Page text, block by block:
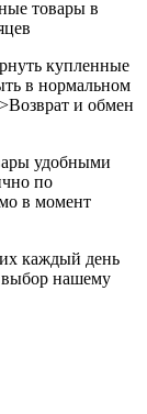
товары в
купленные
в нормальном
и обмен
удобными
по
в момент
каждый день
выбор нашему